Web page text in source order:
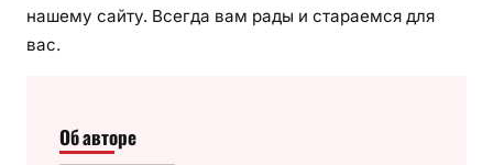
нашему сайту. Всегда вам рады и стараемся для
вас.
Об авторе